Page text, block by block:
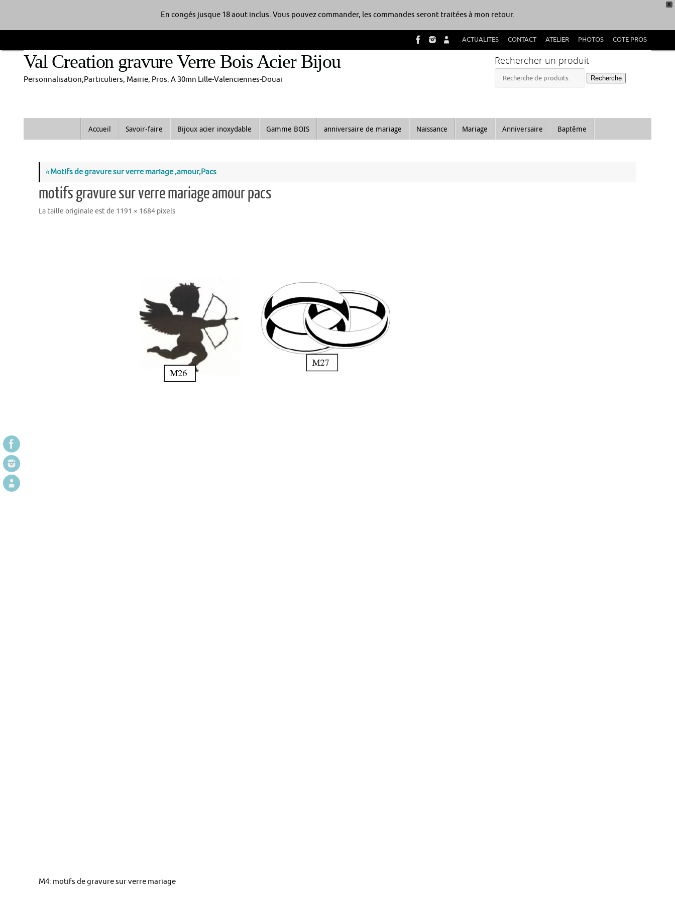
X
En congés jusque 18 aout inclus. Vous pouvez commander, les commandes seront traitées à mon retour.
au
contenu
ACTUALITES CONTACT ATELIER PHOTOS COTE PROS
Val Creation gravure Verre Bois Acier Bijou
Personnalisation;Particuliers, Mairie, Pros. A 30mn Lille-Valenciennes-Douai
Rechercher un produit
Recherche
pour :
Recherche
Accueil Savoir-faire Bijoux acier inoxydable Gamme BOIS anniversaire de mariage Naissance Mariage Anniversaire Baptême
«Motifs de gravure sur verre mariage ,amour,Pacs
motifs gravure sur verre mariage amour pacs
La taille originale est de 1191 × 1684 pixels
M4: motifs de gravure sur verre mariage